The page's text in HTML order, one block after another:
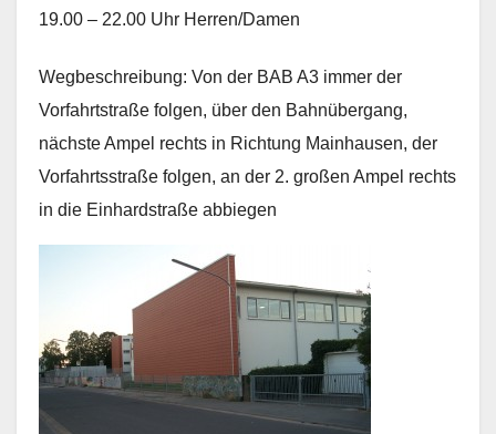
19.00 – 22.00 Uhr Herren/Damen
Wegbeschreibung: Von der BAB A3 immer der
Vorfahrtstraße folgen, über den Bahnübergang,
nächste Ampel rechts in Richtung Mainhausen, der
Vorfahrtsstraße folgen, an der 2. großen Ampel rechts
in die Einhardstraße abbiegen